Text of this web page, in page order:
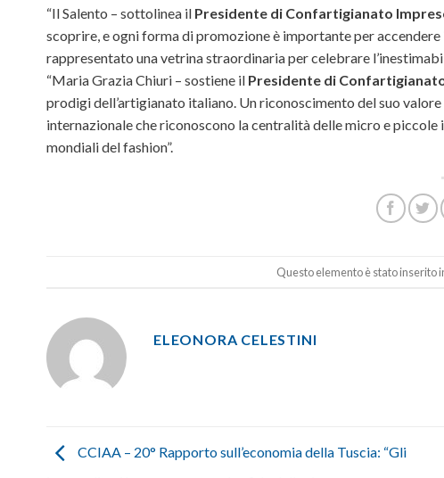
“Il Salento – sottolinea il Presidente di Confartigianato
scoprire, e ogni forma di promozione è importante per
rappresentato una vetrina straordinaria per celebrare
“Maria Grazia Chiuri – sostiene il Presidente di
prodigi dell’artigianato italiano. Un riconoscimento del suo
internazionale che riconoscono la centralità delle micro e
mondiali del fashion”.
Questo elemento è stato inserito
ELEONORA CELESTINI
CCIAA – 20° Rapporto sull’economia della Tuscia: “Gli